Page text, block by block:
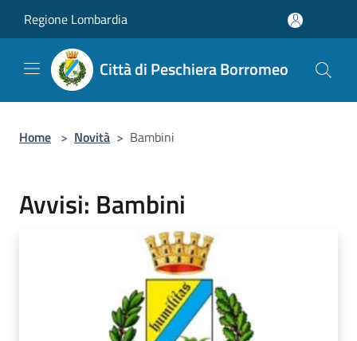
Regione Lombardia
Città di Peschiera Borromeo
Home > Novità > Bambini
Avvisi: Bambini